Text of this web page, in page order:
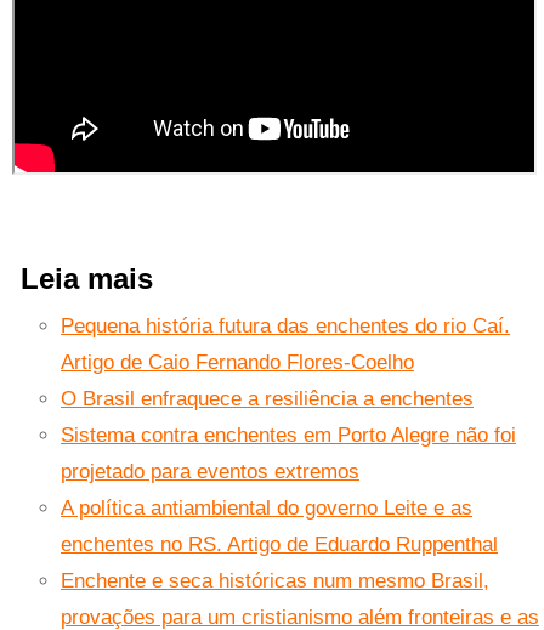
Leia mais
Pequena história futura das enchentes do rio Caí.
Artigo de Caio Fernando Flores-Coelho
O Brasil enfraquece a resiliência a enchentes
Sistema contra enchentes em Porto Alegre não foi
projetado para eventos extremos
A política antiambiental do governo Leite e as
enchentes no RS. Artigo de Eduardo Ruppenthal
Enchente e seca históricas num mesmo Brasil,
provações para um cristianismo além fronteiras e as